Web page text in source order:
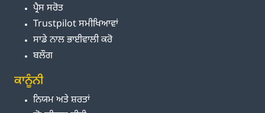
ਪ੍ਰੈਸ ਸਰੋਤ
Trustpilot ਸਮੀਖਿਆਵਾਂ
ਸਾਡੇ ਨਾਲ ਭਾਈਵਾਲੀ ਕਰੋ
ਬਲੌਗ
ਕਾਨੂੰਨੀ
ਨਿਯਮ ਅਤੇ ਸ਼ਰਤਾਂ